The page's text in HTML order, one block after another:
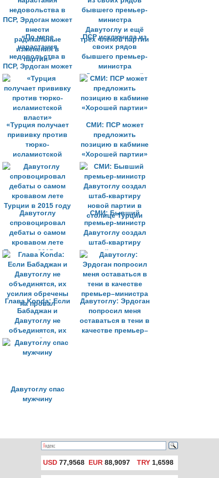
«По мере
нарастания
недовольства в
ПСР, Эрдоган может
внести
радикальные
изменения в
партии»
ПСР исключила из
своих рядов
бывшего премьер-
министра
Давутоглу и ещё
трёх членов партии
«Турция получает
прививку против
тюрко-
исламистской
власти»
СМИ: ПСР может
предложить
позицию в кабмине
«Хорошей партии»
Давутоглу
спровоцировал
дебаты о самом
кровавом лете
Турции в 2015 году
СМИ: Бывший
премьер-министр
Давутоглу создал
штаб-квартиру
новой партии в
столице Турции
Глава Konda: Если
Бабаджан и
Давутоглу не
объединятся, их
усилия обречены
на провал
Давутоглу: Эрдоган
попросил меня
оставаться в тени в
качестве премьер–
Давутоглу спас
мужчину
USD 77,9568 EUR 88,9097 TRY1,6598